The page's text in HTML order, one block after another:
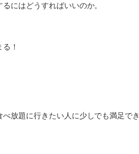
にはどうすればいいのか。
！
放題に行きたい人に少しでも満足でき